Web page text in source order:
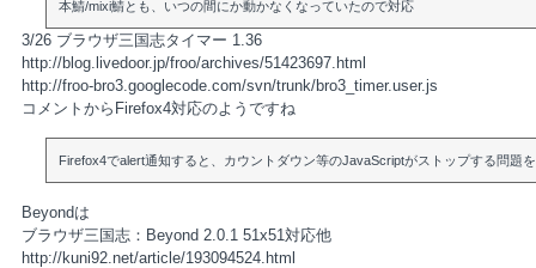
本鯖/mixi鯖とも、いつの間にか動かなくなっていたので対応
3/26 ブラウザ三国志タイマー 1.36
http://blog.livedoor.jp/froo/archives/51423697.html
http://froo-bro3.googlecode.com/svn/trunk/bro3_timer.user.js
コメントからFirefox4対応のようですね
Firefox4でalert通知すると、カウントダウン等のJavaScriptがストップする問題
Beyondは
ブラウザ三国志：Beyond 2.0.1 51x51対応他
http://kuni92.net/article/193094524.html